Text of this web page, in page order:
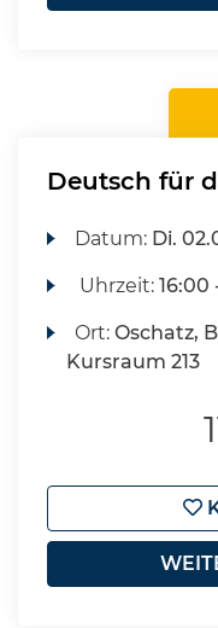
Deutsch für
Datum: Di.
Uhrzeit:16:00
Ort:Oschatz,
Kursraum 213